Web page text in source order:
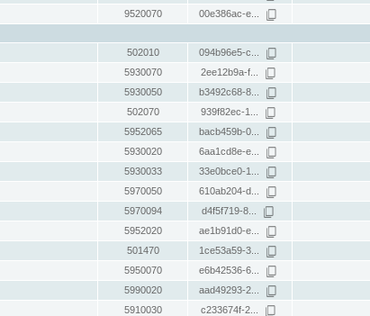
9520070 00e386ac-e...
502010 094b96e5-c...
5930070 2ee12b9a-f...
5930050 b3492c68-8...
502070 939f82ec-1...
5952065 bacb459b-0...
5930020 6aa1cd8e-e...
5930033 33e0bce0-1...
5970050 610ab204-d...
5970094 d4f5f719-8...
5952020 ae1b91d0-e...
501470 1ce53a59-3...
5950070 e6b42536-6...
5990020 aad49293-2...
5910030 c233674f-2...